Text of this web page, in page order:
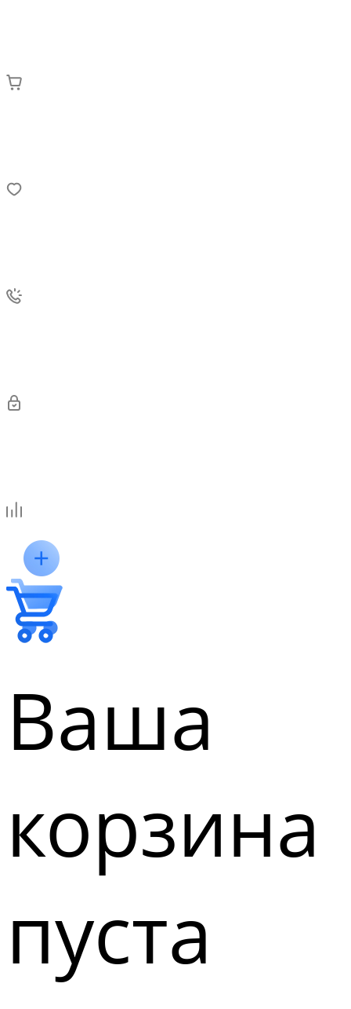
Ваша
корзина
пуста